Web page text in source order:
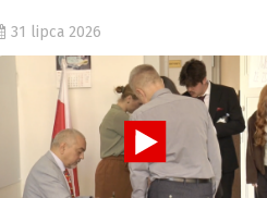
31 lipca 2026